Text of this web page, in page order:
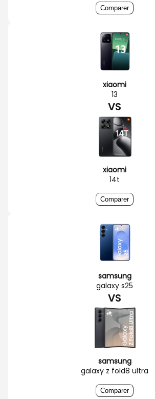
Comparer
xiaomi
13
VS
xiaomi
14t
Comparer
samsung
galaxy s25
VS
samsung
galaxy z fold8 ultra
Comparer